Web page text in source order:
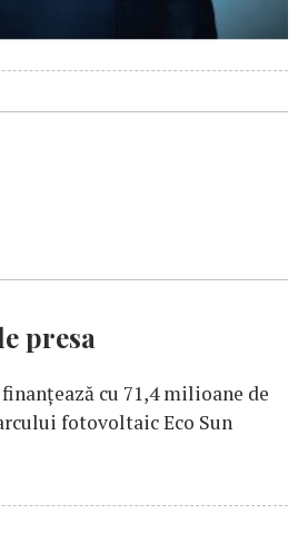
presa
cu 71,4 milioane de
fotovoltaic Eco Sun